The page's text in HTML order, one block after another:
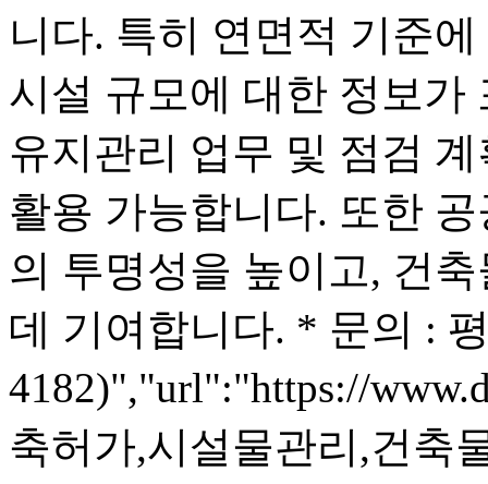
니다. 특히 연면적 기준
시설 규모에 대한 정보가
유지관리 업무 및 점검
활용 가능합니다. 또한
의 투명성을 높이고, 건
데 기여합니다. * 문의 :
4182)","url":"https://
축허가,시설물관리,건축